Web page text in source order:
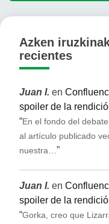
Azken
recientes
Juan I. en
spoiler de la
“En el fondo del
al artículo publicado
nuestra…”
Juan I. en
spoiler de la
“Gorka, creo que